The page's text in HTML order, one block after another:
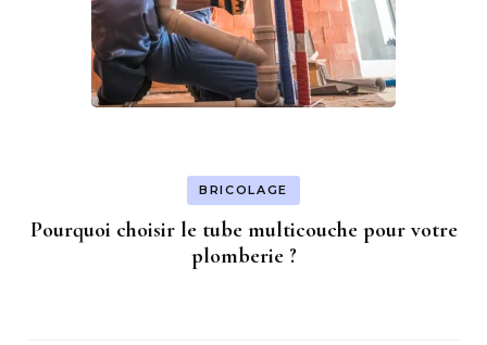
BRICOLAGE
Pourquoi choisir le tube multicouche pour votre
plomberie ?